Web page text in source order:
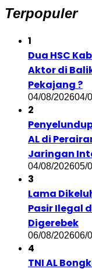
Terpopuler
1
Dua HSC
Aktor di
Pekajang ?
04/08/202604/
2
AL di
Jaringan
04/08/202605/
3
Lama
Pasir Ilegal
Digerebek
06/08/202606/
4
TNI AL